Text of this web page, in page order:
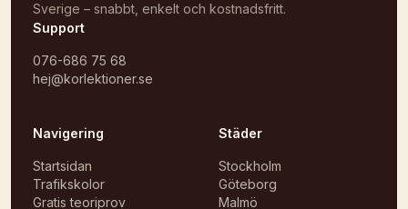
Sverige – snabbt, enkelt och kostnadsfritt.
Support
076-686 75 68
hej@korlektioner.se
Navigering
Startsidan
Trafikskolor
Gratis teoriprov
Städer
Stockholm
Göteborg
Malmö